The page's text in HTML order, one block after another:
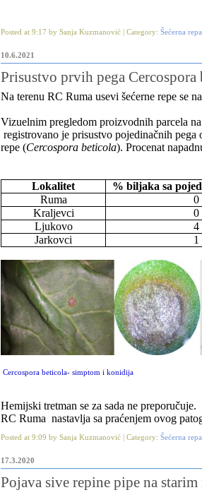
Posted at 9:17 by Sanja Kuzmanović | Category: Šećerna repa
10.6.2021
Prisustvo prvih pega Cercospora
Na terenu RC Ruma usevi šećerne repe se
Vizuelnim pregledom proizvodnih parcela
registrovano je prisustvo pojedinačnih pega
repe (Cercospora beticola). Procenat
Lokalitet
% biljaka sa
Ruma
0
Kraljevci
0
Ljukovo
4
Jarkovci
1
Cercospora beticola- simptom i konidija
Hemijski tretman se za sada ne preporučuje.
RC Ruma nastavlja sa praćenjem ovog
Posted at 9:09 by Sanja Kuzmanović | Category: Šećerna repa
17.3.2020
Pojava sive repine pipe na